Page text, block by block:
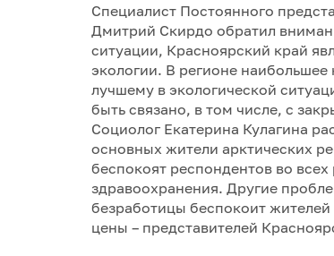
Специалист Постоянного
Дмитрий Скирдо обратил
ситуации, Красноярский край
экологии. В регионе
лучшему в экологической
быть связано, в том числе, с
Социолог Екатерина Кулагина
основных жители арктических
беспокоят респондентов во
здравоохранения. Другие
безработицы беспокоит
цены – представителей